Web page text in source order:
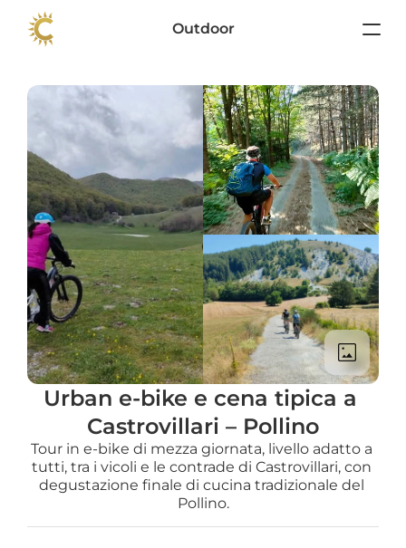
Outdoor
Urban e-bike e cena tipica a
Castrovillari – Pollino
Tour in e-bike di mezza giornata, livello adatto a
tutti, tra i vicoli e le contrade di Castrovillari, con
degustazione finale di cucina tradizionale del
Pollino.